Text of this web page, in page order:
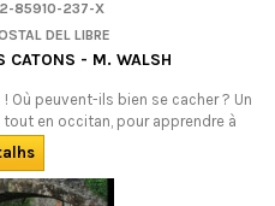
2-85910-237-X
DEL LIBRE
CATONS - M. WALSH
Où peuvent-ils bien se cacher ? Un
tout en occitan, pour apprendre à
: ES AGOTAT !